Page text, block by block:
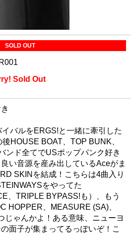
SOLD OUT
Sold Out
バルをERGS!と一緒に牽引した
HOUSE BOAT、TOP BUNK、
ンド全てでUSポップパンク好き
い音源を産み出しているAceがま
SKINを結成！こちらは4曲入り
をやってた
、TRIPLE BYPASS!も）、もう
HOPPER、MEASURE (SA)、
じゃんかよ！ある意味、ニューヨ
面子が集まってるっぽいぞ！こ